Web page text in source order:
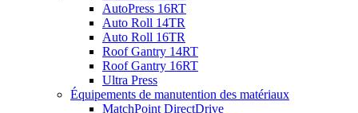
AutoPress 16RT
Auto Roll 14TR
Auto Roll 16TR
Roof Gantry 14RT
Roof Gantry 16RT
Ultra Press
Équipements de manutention des matériaux
MatchPoint DirectDrive